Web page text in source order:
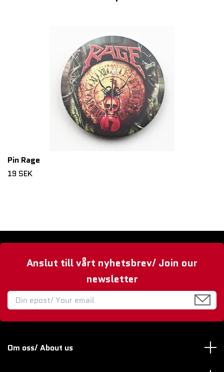
Pin Rage
19 SEK
Anslut till vårt nyhetsbrev/ Join our
newsletter
Om oss/ About us